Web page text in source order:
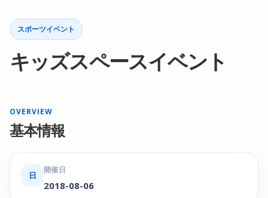
スポーツイベント
キッズスペースイベント
OVERVIEW
基本情報
日
開催日
2018-08-06